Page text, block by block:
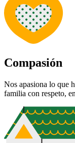
Compasión
Nos apasiona lo que
familia con respeto,